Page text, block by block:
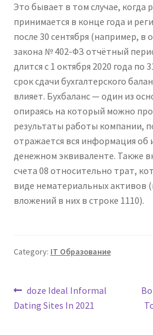
Это бывает в том случае, когда
принимается в конце года и
после 30 сентября (например, в
закона № 402-ФЗ отчётный
длится с 1 октября 2020 года по
срок сдачи бухгалтерского
влияет. Бухбаланс — один из
опираясь на который можно
результаты работы компании,
отражается вся информация об
денежном эквиваленте. Также
счета 08 относительно трат,
виде нематериальных активов
вложений в них в строке 1110).
Category: IT Образование
Post
navigation
Previous
post:
doze Ideal Informal
Dating Sites In 2021